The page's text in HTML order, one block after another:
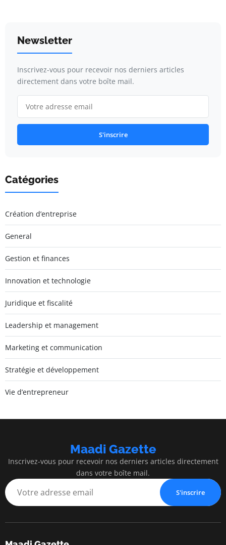
Newsletter
Inscrivez-vous pour recevoir nos derniers articles
directement dans votre boîte mail.
S'inscrire
Catégories
Création d’entreprise
General
Gestion et finances
Innovation et technologie
Juridique et fiscalité
Leadership et management
Marketing et communication
Stratégie et développement
Vie d’entrepreneur
Maadi Gazette
Inscrivez-vous pour recevoir nos derniers articles directement
dans votre boîte mail.
S'inscrire